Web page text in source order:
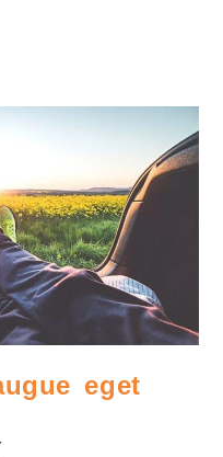
eget